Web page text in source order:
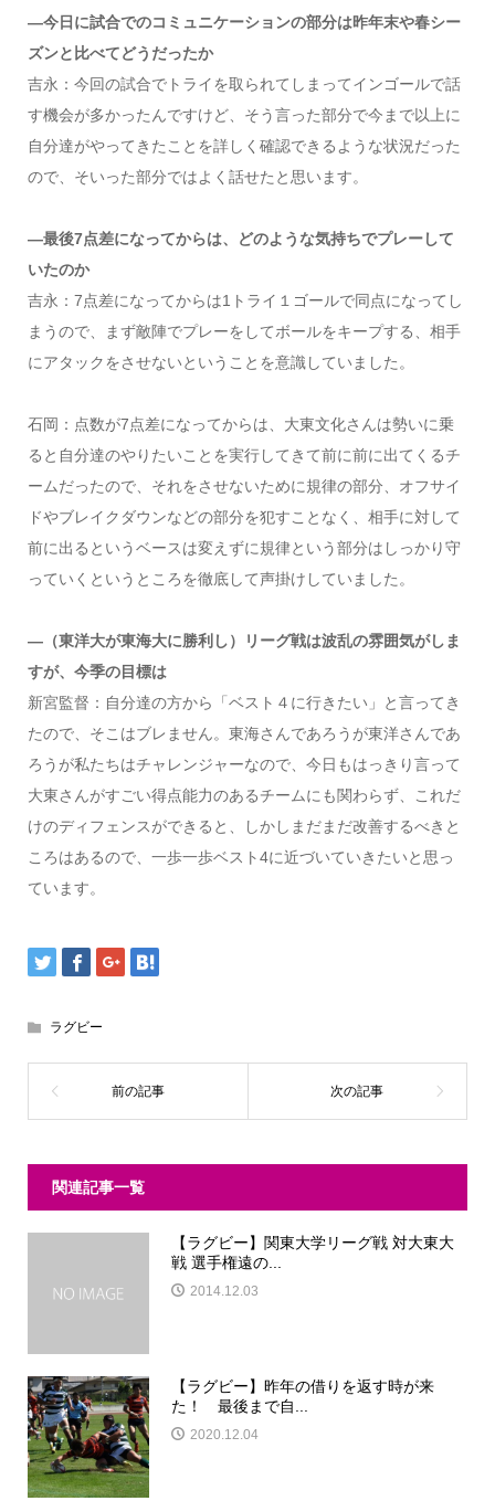
—今日に試合でのコミュニケーションの部分は昨年末や春シー
ズンと比べてどうだったか
吉永：今回の試合でトライを取られてしまってインゴールで話
す機会が多かったんですけど、そう言った部分で今まで以上に
自分達がやってきたことを詳しく確認できるような状況だった
ので、そいった部分ではよく話せたと思います。
—最後7点差になってからは、どのような気持ちでプレーして
いたのか
吉永：7点差になってからは1トライ１ゴールで同点になってし
まうので、まず敵陣でプレーをしてボールをキープする、相手
にアタックをさせないということを意識していました。
石岡：点数が7点差になってからは、大東文化さんは勢いに乗
ると自分達のやりたいことを実行してきて前に前に出てくるチ
ームだったので、それをさせないために規律の部分、オフサイ
ドやブレイクダウンなどの部分を犯すことなく、相手に対して
前に出るというベースは変えずに規律という部分はしっかり守
っていくというところを徹底して声掛けしていました。
—（東洋大が東海大に勝利し）リーグ戦は波乱の雰囲気がしま
すが、今季の目標は
新宮監督：自分達の方から「ベスト４に行きたい」と言ってき
たので、そこはブレません。東海さんであろうが東洋さんであ
ろうが私たちはチャレンジャーなので、今日もはっきり言って
大東さんがすごい得点能力のあるチームにも関わらず、これだ
けのディフェンスができると、しかしまだまだ改善するべきと
ころはあるので、一歩一歩ベスト4に近づいていきたいと思っ
ています。
ラグビー
関連記事一覧
【ラグビー】関東大学リーグ戦 対大東大
戦 選手権遠の...
2014.12.03
【ラグビー】昨年の借りを返す時が来
た！ 最後まで自...
2020.12.04